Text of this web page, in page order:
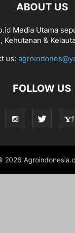
ABOUT US
Media Utama
Kehutanan &
us:
FOLLOW US
2026